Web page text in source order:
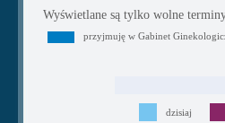
Wyświetlane są tylko wolne
przyjmuję w Gabinet
dzisiaj